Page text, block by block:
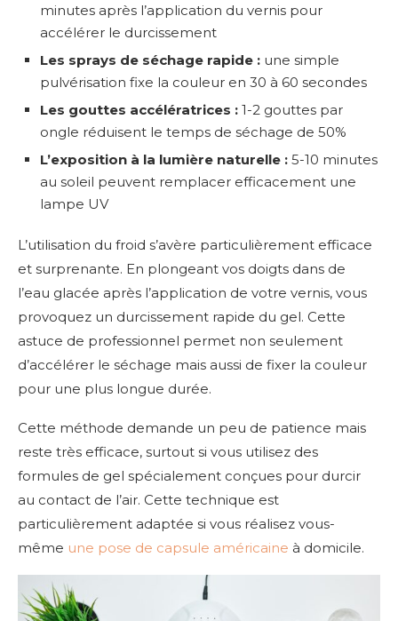
minutes après l’application du vernis pour
accélérer le durcissement
Les sprays de séchage rapide : une simple
pulvérisation fixe la couleur en 30 à 60 secondes
Les gouttes accélératrices : 1-2 gouttes par
ongle réduisent le temps de séchage de 50%
L’exposition à la lumière naturelle : 5-10 minutes
au soleil peuvent remplacer efficacement une
lampe UV
L’utilisation du froid s’avère particulièrement efficace
et surprenante. En plongeant vos doigts dans de
l’eau glacée après l’application de votre vernis, vous
provoquez un durcissement rapide du gel. Cette
astuce de professionnel permet non seulement
d’accélérer le séchage mais aussi de fixer la couleur
pour une plus longue durée.
Cette méthode demande un peu de patience mais
reste très efficace, surtout si vous utilisez des
formules de gel spécialement conçues pour durcir
au contact de l’air. Cette technique est
particulièrement adaptée si vous réalisez vous-
même une pose de capsule américaine à domicile.